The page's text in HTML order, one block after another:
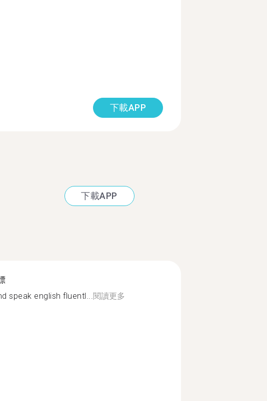
下載APP
下載APP
speak english fluentl... 閱讀更多